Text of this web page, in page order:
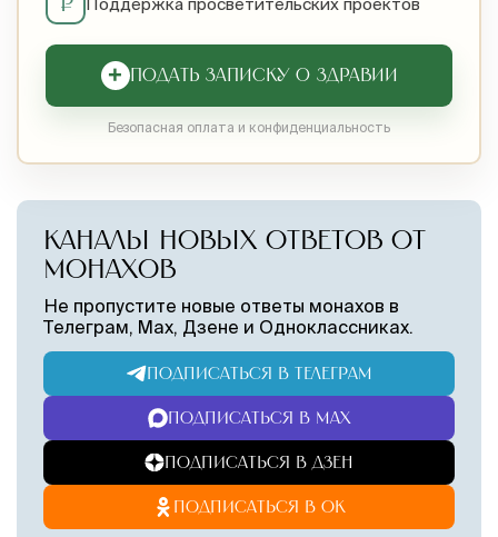
₽ Поддержка просветительских проектов
+ ПОДАТЬ ЗАПИСКУ О ЗДРАВИИ
Безопасная оплата и конфиденциальность
КАНАЛЫ НОВЫХ ОТВЕТОВ ОТ
МОНАХОВ
Не пропустите новые ответы монахов в
Телеграм, Max, Дзене и Одноклассниках.
ПОДПИСАТЬСЯ В ТЕЛЕГРАМ
ПОДПИСАТЬСЯ В MAX
ПОДПИСАТЬСЯ В ДЗЕН
ПОДПИСАТЬСЯ В ОК